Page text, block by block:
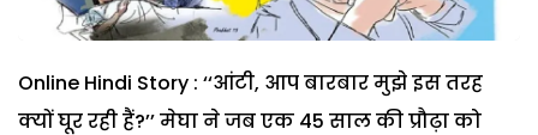
Online Hindi Story : ‘‘आंटी, आप बारबार मुझे इस तरह
क्यों घूर रही हैं?’’ मेघा ने जब एक 45 साल की प्रौढ़ा को